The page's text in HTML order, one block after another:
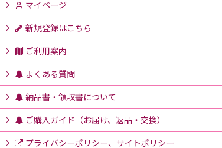
マイページ
新規登録はこちら
ご利用案内
よくある質問
納品書・領収書について
ご購入ガイド（お届け、返品・交換）
プライバシーポリシー、サイトポリシー